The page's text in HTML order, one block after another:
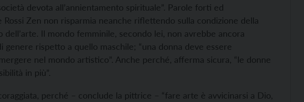
devota all’annientamento spirituale”. Parole forti ed
Zen non risparmia neanche riflettendo sulla condizione della
dell’arte. Il mondo femminile, secondo lei, non avrebbe ancora
genere rispetto a quello maschile; “una donna deve essere
nel mondo artistico”. Anche perché, afferma sicura, “le donne
in più”.
perché – conclude la pittrice – “fare arte è avvicinarsi a Dio,